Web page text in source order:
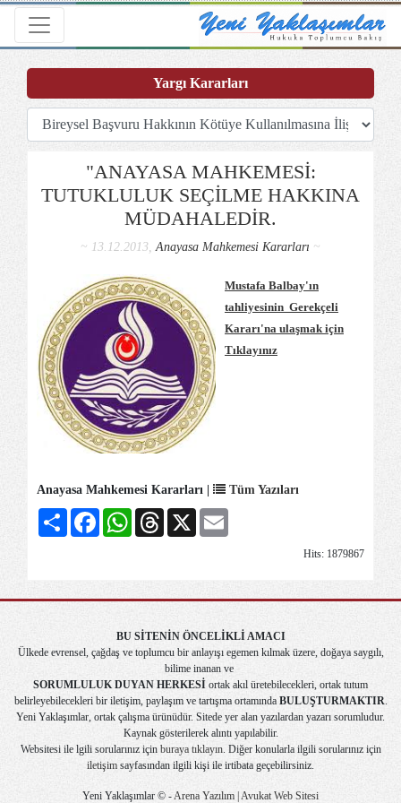
Toggle navigation
"ANAYASA MAHKEMESİ:
TUTUKLULUK SEÇİLME HAKKINA
MÜDAHALEDİR.
~ 13.12.2013,Anayasa Mahkemesi Kararları ~
Mustafa Balbay'ın
tahliyesinin Gerekçeli
Kararı'na ulaşmak için
Tıklayınız
Anayasa Mahkemesi Kararları | Tüm Yazıları
Share FacebookWhatsAppThreads
X
Hits: 1879867
Yargı Kararları
BU SİTENİN ÖNCELİKLİ AMACI
Ülkede evrensel, çağdaş ve toplumcu bir anlayışı egemen kılmak üzere, doğaya saygılı,
bilime inanan ve
SORUMLULUK DUYAN HERKESİ ortak akıl üretebilecekleri, ortak tutum
belirleyebilecekleri bir iletişim, paylaşım ve tartışma ortamında BULUŞTURMAKTIR.
Yeni Yaklaşımlar, ortak çalışma ürünüdür. Sitede yer alan yazılardan yazarı sorumludur.
Kaynak gösterilerek alıntı yapılabilir.
Websitesi ile lgili sorularınız için buraya tıklayın. Diğer konularla ilgili sorularınız için
iletişim sayfasından ilgili kişi ile irtibata geçebilirsiniz.
Yeni Yaklaşımlar © -Arena Yazılım | Avukat Web Sitesi